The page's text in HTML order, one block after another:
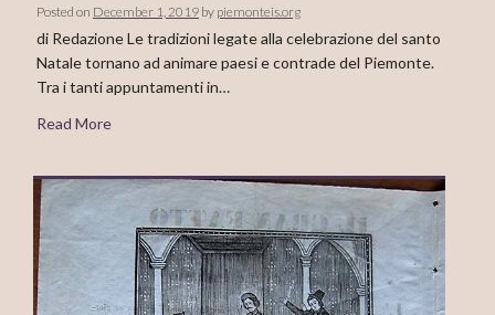
Posted on December 1, 2019 by piemonteis.org
di Redazione Le tradizioni legate alla celebrazione del santo
Natale tornano ad animare paesi e contrade del Piemonte.
Tra i tanti appuntamenti in…
Read More